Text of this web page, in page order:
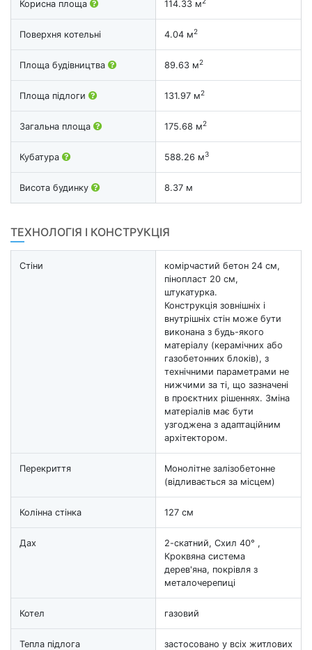
Корисна площа 114.33 м
Поверхня котельні 4.04 м2
Площа будівництва 89.63 м2
Площа підлоги 131.97 м2
Загальна площа 175.68 м2
Кубатура 588.26 м3
Висота будинку 8.37 м
ТЕХНОЛОГІЯ І КОНСТРУКЦІЯ
Стіни
комірчастий бетон 24 см,
пінопласт 20 см,
штукатурка.
Конструкція зовнішніх і
внутрішніх стін може бути
виконана з будь-якого
матеріалу (керамічних або
газобетонних блоків), з
технічними параметрами не
нижчими за ті, що зазначені
в проєктних рішеннях. Зміна
матеріалів має бути
узгоджена з адаптаційним
архітектором.
Перекриття
Монолітне залізобетонне
(відливається за місцем)
Колінна стінка 127 см
Дах
2-скатний, Схил 40° ,
Кроквяна система
дерев'яна, покрівля з
металочерепиці
Котел газовий
Тепла підлога
застосовано у всіх житлових